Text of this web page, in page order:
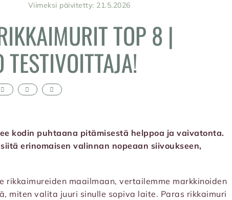
Viimeksi päivitetty: 21.5.2026
TOP 8 |
TESTIVOITTAJA!
kodin puhtaana pitämisestä helppoa ja vaivatonta.
erinomaisen valinnan nopeaan siivoukseen,
rikkaimureiden maailmaan, vertailemme markkinoiden
miten valita juuri sinulle sopiva laite. Paras rikkaimuri